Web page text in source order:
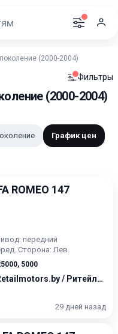
(2000-2004)
Фильтры
(2000-2004)
График цен
ROMEO 147
передний
Сторона: Лев.
, 5000
Autoretail.by / Retailmotors.by / Ритейлмоторс / Авторитейл
29 дней назад